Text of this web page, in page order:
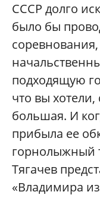
СССР долго
было бы
подходящую
что вы хотели,
большая. И
прибыла ее
горнолыжный
Тягачев
«Владимира